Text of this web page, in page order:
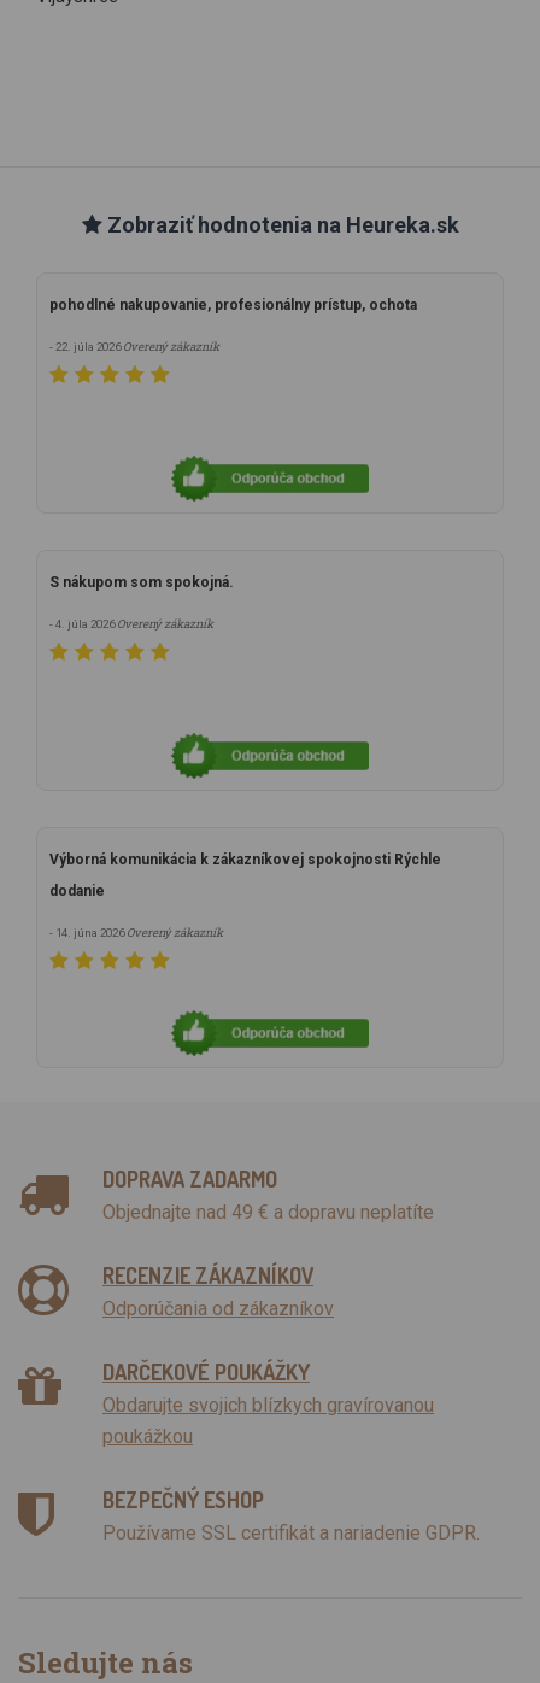
Zobraziť hodnotenia na Heureka.sk
pohodlné nakupovanie, profesionálny prístup, ochota
- 22. júla 2026Overený zákazník
S nákupom som spokojná.
- 4. júla 2026Overený zákazník
Výborná komunikácia k zákazníkovej spokojnosti Rýchle
dodanie
- 14. júna 2026Overený zákazník
DOPRAVA ZADARMO
Objednajte nad 49 € a dopravu neplatíte
RECENZIE ZÁKAZNÍKOV
Odporúčania od zákazníkov
DARČEKOVÉ POUKÁŽKY
Obdarujte svojich blízkych gravírovanou
poukážkou
BEZPEČNÝ ESHOP
Používame SSL certifikát a nariadenie GDPR.
Sledujte nás